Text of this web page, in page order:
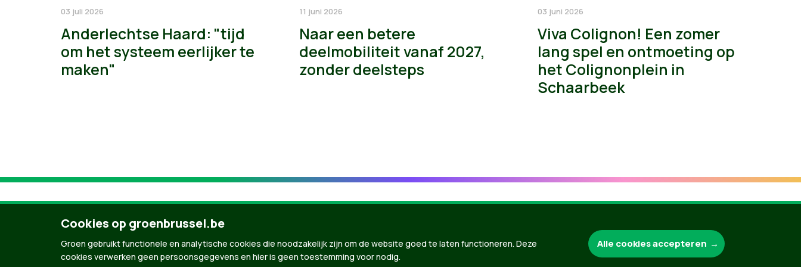
03 juli 2026
Anderlechtse Haard: "tijd
om het systeem eerlijker te
maken"
11 juni 2026
Naar een betere
deelmobiliteit vanaf 2027,
zonder deelsteps
03 juni 2026
Viva Colignon! Een zomer
lang spel en ontmoeting op
het Colignonplein in
Schaarbeek
Groen.be
Cookies op groenbrussel.be
Groen gebruikt functionele en analytische cookies die noodzakelijk zijn om de website goed te laten functioneren. Deze
cookies verwerken geen persoonsgegevens en hier is geen toestemming voor nodig.
Alle cookies accepteren